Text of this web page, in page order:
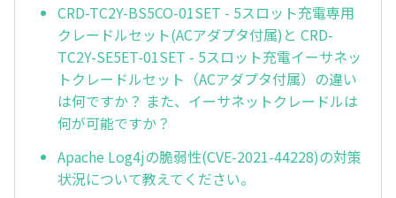
CRD-TC2Y-BS5CO-01SET - 5スロット充電専用
クレードルセット(ACアダプタ付属)と CRD-
TC2Y-SE5ET-01SET - 5スロット充電イーサネッ
トクレードルセット（ACアダプタ付属）の違い
は何ですか？ また、イーサネットクレードルは
何が可能ですか？
Apache Log4jの脆弱性(CVE-2021-44228)の対策
状況について教えてください。